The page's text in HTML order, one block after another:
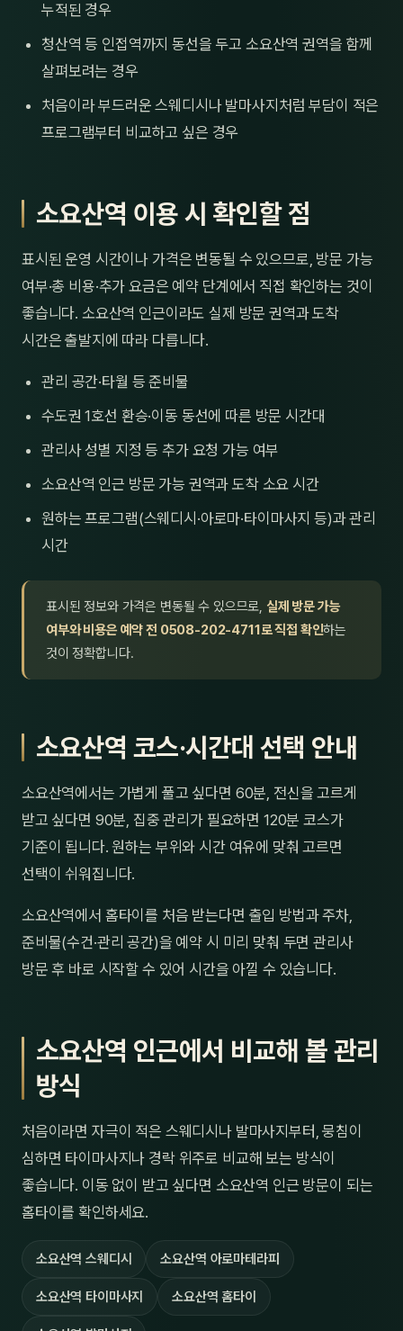
누적된 경우
청산역 등 인접역까지 동선을 두고 소요산역 권역을 함께
살펴보려는 경우
처음이라 부드러운 스웨디시나 발마사지처럼 부담이 적은
프로그램부터 비교하고 싶은 경우
소요산역 이용 시 확인할 점
표시된 운영 시간이나 가격은 변동될 수 있으므로, 방문 가능
여부·총 비용·추가 요금은 예약 단계에서 직접 확인하는 것이
좋습니다. 소요산역 인근이라도 실제 방문 권역과 도착
시간은 출발지에 따라 다릅니다.
관리 공간·타월 등 준비물
수도권 1호선 환승·이동 동선에 따른 방문 시간대
관리사 성별 지정 등 추가 요청 가능 여부
소요산역 인근 방문 가능 권역과 도착 소요 시간
원하는 프로그램(스웨디시·아로마·타이마사지 등)과 관리
시간
표시된 정보와 가격은 변동될 수 있으므로, 실제 방문 가능
여부와 비용은 예약 전 0508-202-4711로 직접 확인하는
것이 정확합니다.
소요산역 코스·시간대 선택 안내
소요산역에서는 가볍게 풀고 싶다면 60분, 전신을 고르게
받고 싶다면 90분, 집중 관리가 필요하면 120분 코스가
기준이 됩니다. 원하는 부위와 시간 여유에 맞춰 고르면
선택이 쉬워집니다.
소요산역에서 홈타이를 처음 받는다면 출입 방법과 주차,
준비물(수건·관리 공간)을 예약 시 미리 맞춰 두면 관리사
방문 후 바로 시작할 수 있어 시간을 아낄 수 있습니다.
소요산역 인근에서 비교해 볼 관리
방식
처음이라면 자극이 적은 스웨디시나 발마사지부터, 뭉침이
심하면 타이마사지나 경락 위주로 비교해 보는 방식이
좋습니다. 이동 없이 받고 싶다면 소요산역 인근 방문이 되는
홈타이를 확인하세요.
소요산역 스웨디시 소요산역 아로마테라피
소요산역 타이마사지 소요산역 홈타이